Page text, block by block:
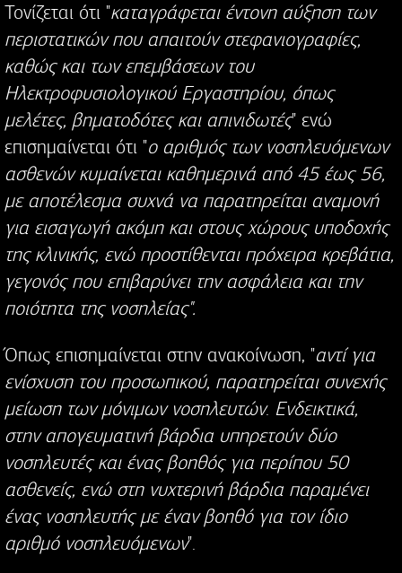
Τονίζεται ότι "καταγράφεται έντονη αύξηση των
περιστατικών που απαιτούν στεφανιογραφίες,
καθώς και των επεμβάσεων του
Ηλεκτροφυσιολογικού Εργαστηρίου, όπως
μελέτες, βηματοδότες και απινιδωτές" ενώ
επισημαίνεται ότι "ο αριθμός των νοσηλευόμενων
ασθενών κυμαίνεται καθημερινά από 45 έως 56,
με αποτέλεσμα συχνά να παρατηρείται αναμονή
για εισαγωγή ακόμη και στους χώρους υποδοχής
της κλινικής, ενώ προστίθενται πρόχειρα κρεβάτια,
γεγονός που επιβαρύνει την ασφάλεια και την
ποιότητα της νοσηλείας".
Όπως επισημαίνεται στην ανακοίνωση, "αντί για
ενίσχυση του προσωπικού, παρατηρείται συνεχής
μείωση των μόνιμων νοσηλευτών. Ενδεικτικά,
στην απογευματινή βάρδια υπηρετούν δύο
νοσηλευτές και ένας βοηθός για περίπου 50
ασθενείς, ενώ στη νυχτερινή βάρδια παραμένει
ένας νοσηλευτής με έναν βοηθό για τον ίδιο
αριθμό νοσηλευόμενων".